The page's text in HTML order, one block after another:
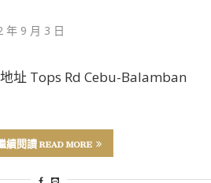
年 9 月 3 日
地址 Tops Rd Cebu-Balamban
續閱讀 READ MORE